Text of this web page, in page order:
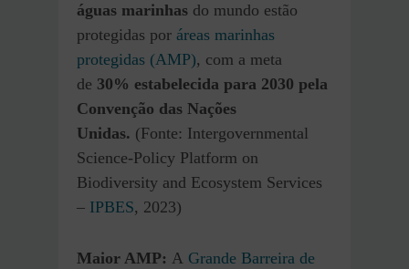
águas marinhas do mundo estão
protegidas por áreas marinhas
protegidas (AMP), com a meta
de 30% estabelecida para 2030 pela
Convenção das Nações
Unidas. (Fonte: Intergovernmental
Science-Policy Platform on
Biodiversity and Ecosystem Services
– IPBES, 2023)
Maior AMP: A Grande Barreira de